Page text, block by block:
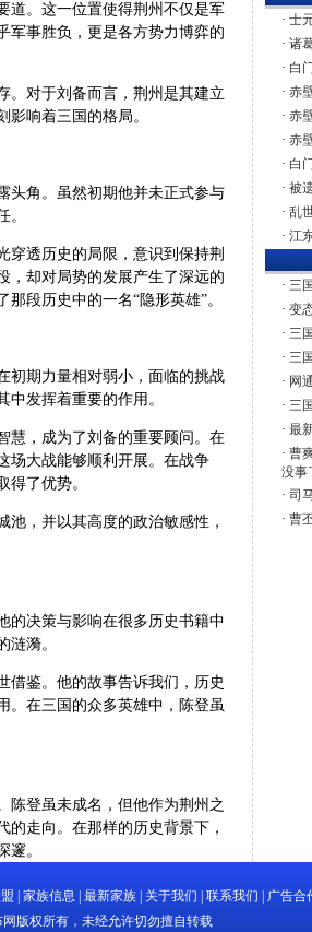
。这一位置使得荆州不仅是军
军事胜负，更是各方势力博弈的
对于刘备而言，荆州是其建立
响着三国的格局。
角。虽然初期他并未正式参与
透历史的局限，意识到保持荆
，却对局势的发展产生了深远的
段历史中的一名“隐形英雄”。
期力量相对弱小，面临的挑战
发挥着重要的作用。
，成为了刘备的重要顾问。在
场大战能够顺利开展。在战争
了优势。
，并以其高度的政治敏感性，
决策与影响在很多历史书籍中
漪。
鉴。他的故事告诉我们，历史
。在三国的众多英雄中，陈登虽
登虽未成名，但他作为荆州之
走向。在那样的历史背景下，
。
· 士
· 诸
· 白
· 赤
· 赤
· 赤
· 白
· 被
· 乱
· 江
· 三
· 变
· 三
· 三
· 网
· 三
· 最
· 曹
没事
· 司
· 曹
家族信息 最新家族 关于我们 联系我们 广告合
版权所有，未经允许切勿擅自转载